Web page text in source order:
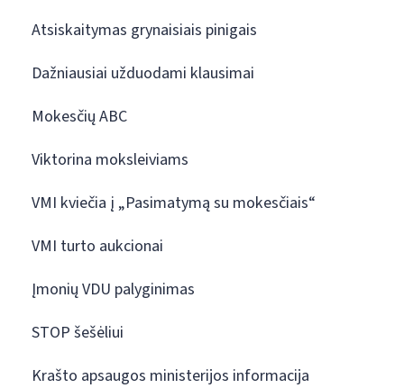
Atsiskaitymas grynaisiais pinigais
Dažniausiai užduodami klausimai
Mokesčių ABC
Viktorina moksleiviams
VMI kviečia į „Pasimatymą su mokesčiais“
VMI turto aukcionai
Įmonių VDU palyginimas
STOP šešėliui
Krašto apsaugos ministerijos informacija